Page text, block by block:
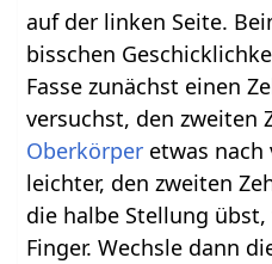
auf der linken Seite.
bisschen
Fasse zunächst einen
versuchst, den zweiten
Oberkörper etwas nach
leichter, den zweiten
die halbe Stellung
Finger. Wechsle dann